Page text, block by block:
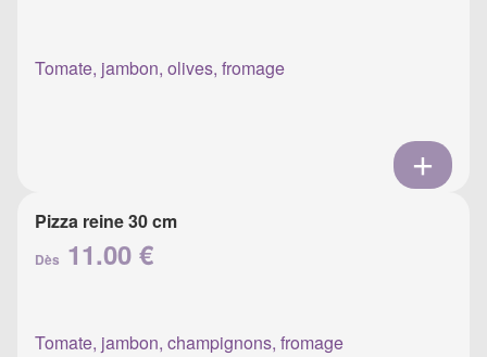
Tomate, jambon, olives, fromage
Pizza reine 30 cm
Dès 11.00 €
Tomate, jambon, champignons, fromage